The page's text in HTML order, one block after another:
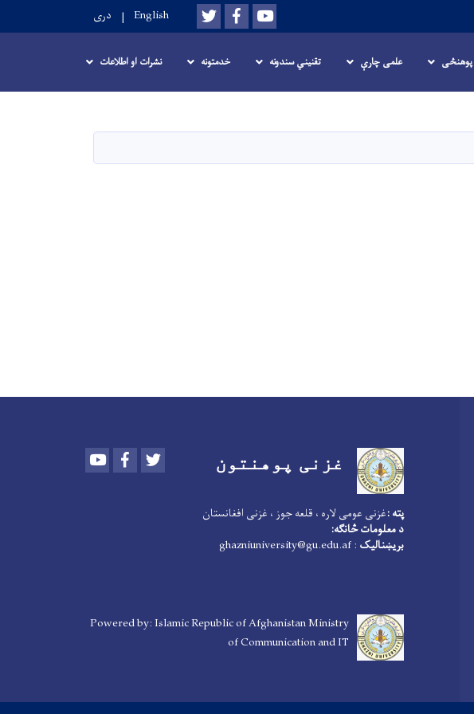
Youtube
Facebook
Twitter
English دری
پوهنځی علمی چارې تقنيني سندونه خدمتونه نشرات او اطلاعات
غزنی پوهنتون Youtube Facebook
پته :غزنی عومی لاره ، قلعه جوز ، غزنی افغانستان
د معلومات څانګه:
بریښنالیک : ghazniuniversity@gu.edu.af
Powered by: Islamic Republic of Afghanistan Ministry
of Communication and IT